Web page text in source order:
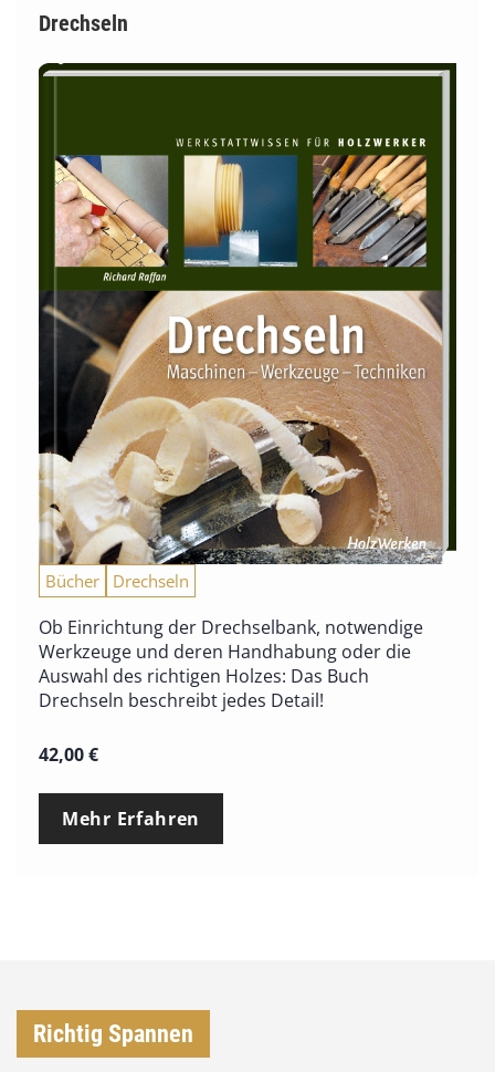
Drechseln
Bücher Drechseln
Ob Einrichtung der Drechselbank, notwendige
Werkzeuge und deren Handhabung oder die
Auswahl des richtigen Holzes: Das Buch
Drechseln beschreibt jedes Detail!
42,00€
Mehr Erfahren
Richtig Spannen